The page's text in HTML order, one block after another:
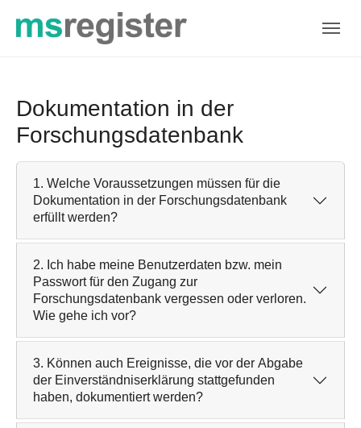
Dokumentation in der
Forschungsdatenbank
1. Welche Voraussetzungen müssen für die
Dokumentation in der Forschungsdatenbank
erfüllt werden?
2. Ich habe meine Benutzerdaten bzw. mein
Passwort für den Zugang zur
Forschungsdatenbank vergessen oder verloren.
Wie gehe ich vor?
3. Können auch Ereignisse, die vor der Abgabe
der Einverständniserklärung stattgefunden
haben, dokumentiert werden?